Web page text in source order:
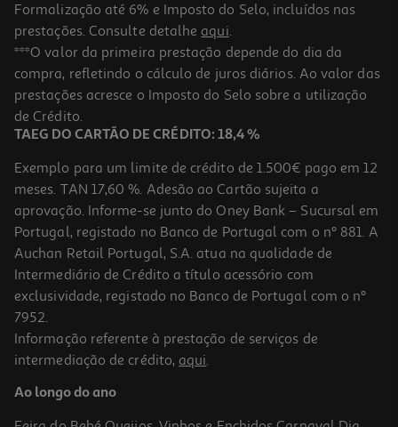
Formalização até 6% e Imposto do Selo, incluídos nas
prestações. Consulte detalhe aqui.
***O valor da primeira prestação depende do dia da
compra, refletindo o cálculo de juros diários. Ao valor das
prestações acresce o Imposto do Selo sobre a utilização
de Crédito.
TAEG DO CARTÃO DE CRÉDITO: 18,4 %
Exemplo para um limite de crédito de 1.500€ pago em 12
meses. TAN 17,60 %. Adesão ao Cartão sujeita a
aprovação. Informe-se junto do Oney Bank – Sucursal em
Portugal, registado no Banco de Portugal com o nº 881. A
Auchan Retail Portugal, S.A. atua na qualidade de
Intermediário de Crédito a título acessório com
exclusividade, registado no Banco de Portugal com o nº
7952.
Informação referente à prestação de serviços de
intermediação de crédito, aqui.
Ao longo do ano